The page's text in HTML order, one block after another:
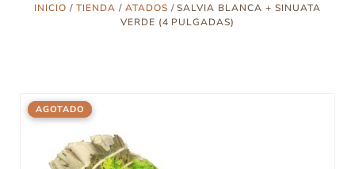
INICIO /TIENDA / ATADOS / SALVIA BLANCA + SINUATA
VERDE (4 PULGADAS)
AGOTADO
AGOTADO